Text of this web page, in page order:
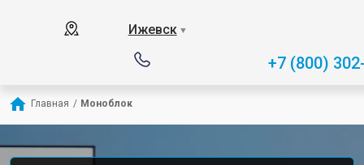
Ижевск ▼
+7 (800)
Главная / Моноблок